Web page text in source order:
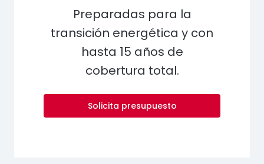
Preparadas para la
transición energética y con
hasta 15 años de
cobertura total.
Solicita presupuesto